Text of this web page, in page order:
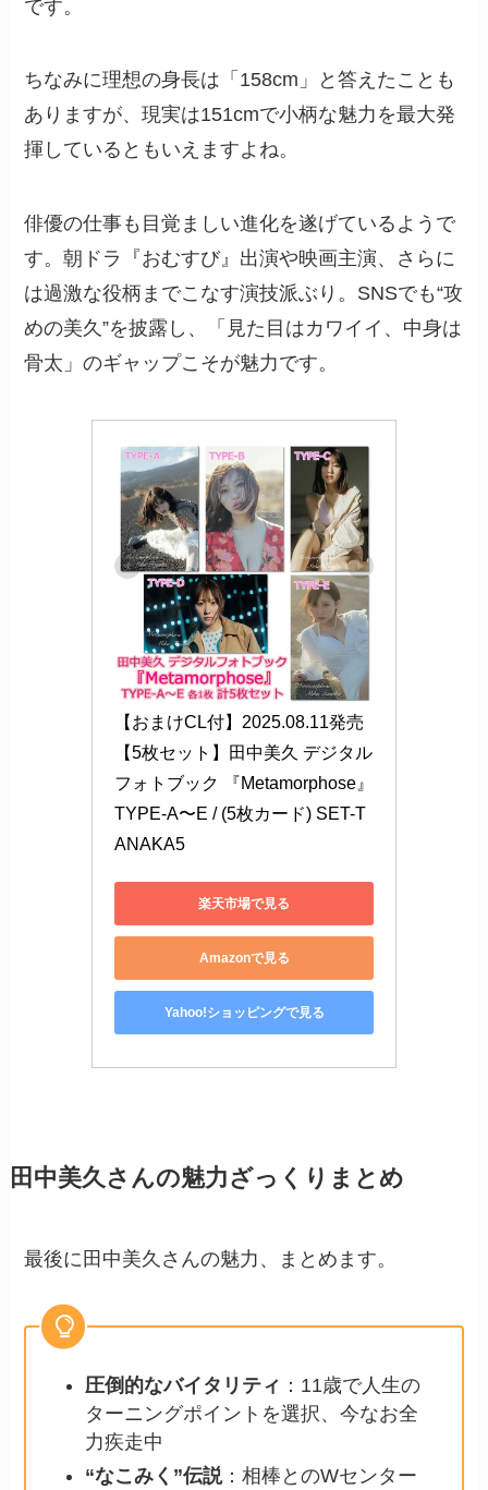
です。
ちなみに理想の身長は「158cm」と答えたことも
ありますが、現実は151cmで小柄な魅力を最大発
揮しているともいえますよね。
俳優の仕事も目覚ましい進化を遂げているようで
す。朝ドラ『おむすび』出演や映画主演、さらに
は過激な役柄までこなす演技派ぶり。SNSでも“攻
めの美久”を披露し、「見た目はカワイイ、中身は
骨太」のギャップこそが魅力です。
【おまけCL付】2025.08.11発売
【5枚セット】田中美久 デジタル
フォトブック 『Metamorphose』
TYPE-A〜E / (5枚カード) SET-T
ANAKA5
楽天市場で見る
Amazonで見る
Yahoo!ショッピングで見る
田中美久さんの魅力ざっくりまとめ
最後に田中美久さんの魅力、まとめます。
圧倒的なバイタリティ ：11歳で人生の
ターニングポイントを選択、今なお全
力疾走中
“なこみく”伝説：相棒とのWセンター